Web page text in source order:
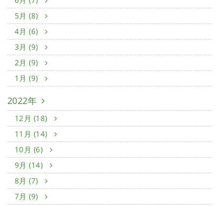
5月 (8)
4月 (6)
3月 (9)
2月 (9)
1月 (9)
2022年
12月 (18)
11月 (14)
10月 (6)
9月 (14)
8月 (7)
7月 (9)